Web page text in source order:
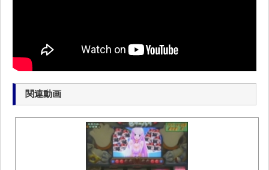
関連動画